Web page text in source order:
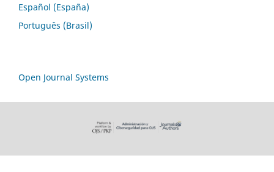
Español (España)
Português (Brasil)
Open Journal Systems